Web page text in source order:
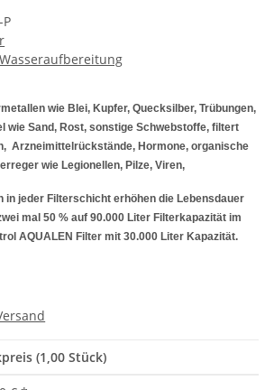
wie Blei, Kupfer, Quecksilber, Trübungen,
wie Sand, Rost, sonstige Schwebstoffe, filtert
Arzneimittelrückstände, Hormone, organische
wie Legionellen, Pilze, Viren,
in jeder Filterschicht erhöhen die Lebensdauer
mal 50 % auf 90.000 Liter Filterkapazität im
AQUALEN Filter mit 30.000 Liter Kapazität.
(1,00 Stück)